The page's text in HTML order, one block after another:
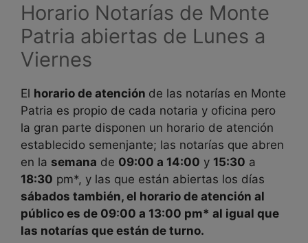
Horario Notarías de Monte
Patria abiertas de Lunes a
Viernes
El horario de atención de las notarías en Monte
Patria es propio de cada notaria y oficina pero
la gran parte disponen un horario de atención
establecido semenjante; las notarías que abren
en la semana de 09:00 a 14:00 y 15:30 a
18:30 pm*, y las que están abiertas los días
sábados también, el horario de atención al
público es de 09:00 a 13:00 pm* al igual que
las notarías que están de turno.